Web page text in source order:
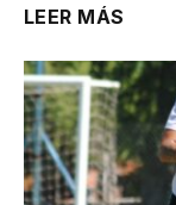
LEER MÁS